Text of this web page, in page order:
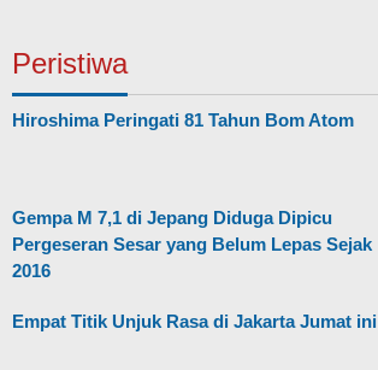
Peristiwa
Hiroshima Peringati 81 Tahun Bom Atom
Gempa M 7,1 di Jepang Diduga Dipicu
Pergeseran Sesar yang Belum Lepas Sejak
2016
Empat Titik Unjuk Rasa di Jakarta Jumat ini